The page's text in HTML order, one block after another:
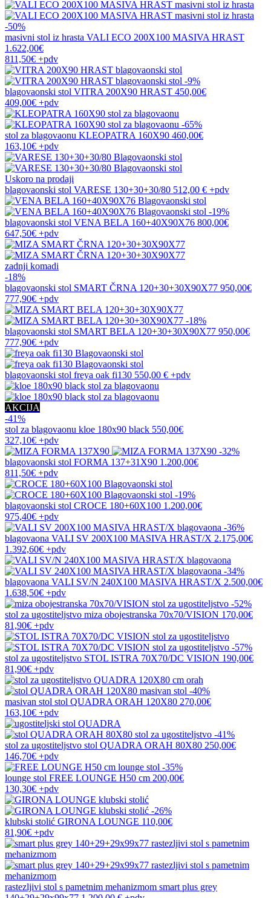
-50%
masivni stol iz hrasta VALI ECO 200X100 MASIVA HRAST
1.622,00€
811,50€ +pdv
-9%
blagovaonski stol VITRA 200X90 HRAST 450,00€
409,00€ +pdv
-65%
stol za blagovaonu KLEOPATRA 160X90 460,00€
163,10€ +pdv
Uskoro na prodaji
blagovaonski stol VARESE 130+30+30/80 512,00 € +pdv
-19%
blagovaonski stol VENA BELA 160+40X90X76 800,00€
647,50€ +pdv
zadnji komadi
-18%
blagovaonski stol SMART ČRNA 120+30+30X90X77 950,00€
777,90€ +pdv
-18%
blagovaonski stol SMART BELA 120+30+30X90X77 950,00€
777,90€ +pdv
blagovaonski stol freya oak fi130 550,00 € +pdv
AKCIJA
-41%
stol za blagovaonu kloe 180x90 black 550,00€
327,10€ +pdv
-32%
blagovaonski stol FORMA 137+31X90 1.200,00€
811,50€ +pdv
-19%
blagovaonski stol CROCE 180+60X100 1.200,00€
975,40€ +pdv
-36%
blagovaona VALI SV 200X100 MASIVA HRAST/X 2.175,00€
1.392,60€ +pdv
-34%
blagovaona VALI SV/N 240X100 MASIVA HRAST/X 2.500,00€
1.638,50€ +pdv
-52%
stol za ugostiteljstvo miza obojestranska 70x70/VISION 170,00€
81,90€ +pdv
-57%
stol za ugostiteljstvo STOL ISTRA 70X70/DC VISION 190,00€
81,90€ +pdv
-40%
masivan stol stol QUADRA ORAH 120X80 270,00€
163,10€ +pdv
-41%
stol za ugostiteljstvo stol QUADRA ORAH 80X80 250,00€
146,70€ +pdv
-35%
lounge stol FREE LOUNGE H50 cm 200,00€
130,30€ +pdv
-26%
klubski stolić GIRONA LOUNGE 110,00€
81,90€ +pdv
rastezljivi stol s pametnim mehanizmom smart plus grey